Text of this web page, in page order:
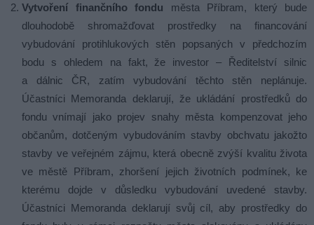
Vytvoření finančního fondu města Příbram, který bude
dlouhodobě shromažďovat prostředky na financování
vybudování protihlukových stěn popsaných v předchozím
bodu s ohledem na fakt, že investor – Ředitelství silnic
a dálnic ČR, zatím vybudování těchto stěn neplánuje.
Účastníci Memoranda deklarují, že ukládání prostředků do
fondu vnímají jako projev snahy města kompenzovat jeho
občanům, dotčeným vybudováním stavby obchvatu jakožto
stavby ve veřejném zájmu, která obecně zvýší kvalitu života
ve městě Příbram, zhoršení jejich životních podmínek, ke
kterému dojde v důsledku vybudování uvedené stavby.
Účastníci Memoranda deklarují svůj cíl, aby prostředky do